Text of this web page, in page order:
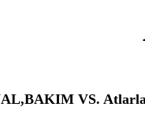
VS.